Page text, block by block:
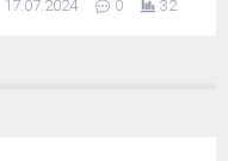
17.07.2024 0 32